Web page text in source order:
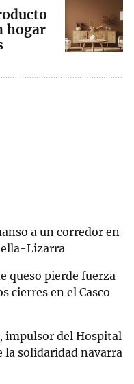
hogar
a un corredor en
Lizarra
queso pierde fuerza
cierres en el Casco
impulsor del Hospital
la solidaridad navarra